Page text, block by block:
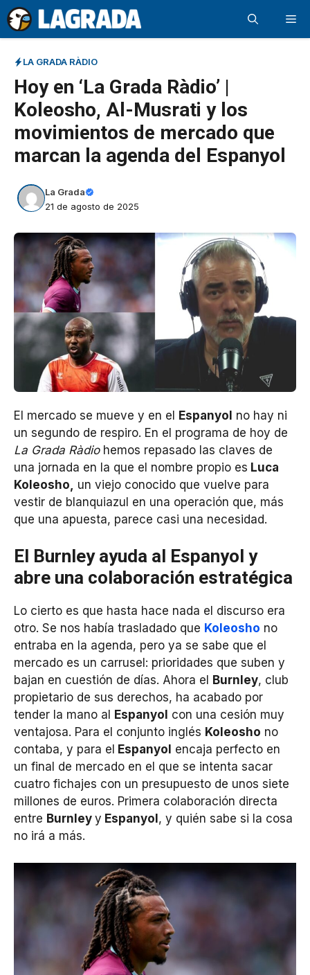
Saltar
al
contenido
LA GRADA RÀDIO
Hoy en ‘La Grada Ràdio’ |
Koleosho, Al-Musrati y los
movimientos de mercado que
marcan la agenda del Espanyol
La Grada
21 de agosto de 2025
El mercado se mueve y en el Espanyol no hay ni
un segundo de respiro. En el programa de hoy de
La Grada Ràdiohemos repasado las claves de
una jornada en la que el nombre propio es Luca
Koleosho,
un viejo conocido que vuelve para
vestir de blanquiazul en una operación que, más
que una apuesta, parece casi una necesidad.
El Burnley ayuda al Espanyol y
abre una colaboración estratégica
Lo cierto es que hasta hace nada el discurso era
otro. Se nos había trasladado que Koleosho no
entraba en la agenda, pero ya se sabe que el
mercado es un carrusel: prioridades que suben y
bajan en cuestión de días. Ahora el
Burnley, club
propietario de sus derechos, ha acabado por
tender la mano al
Espanyol con una cesión muy
ventajosa. Para el conjunto inglés Koleosho no
contaba, y para el Espanyol encaja perfecto en
un final de mercado en el que se intenta sacar
cuatro fichajes con un presupuesto de unos siete
millones de euros. Primera colaboración directa
entre Burnley y Espanyol , y quién sabe si la cosa
no irá a más.